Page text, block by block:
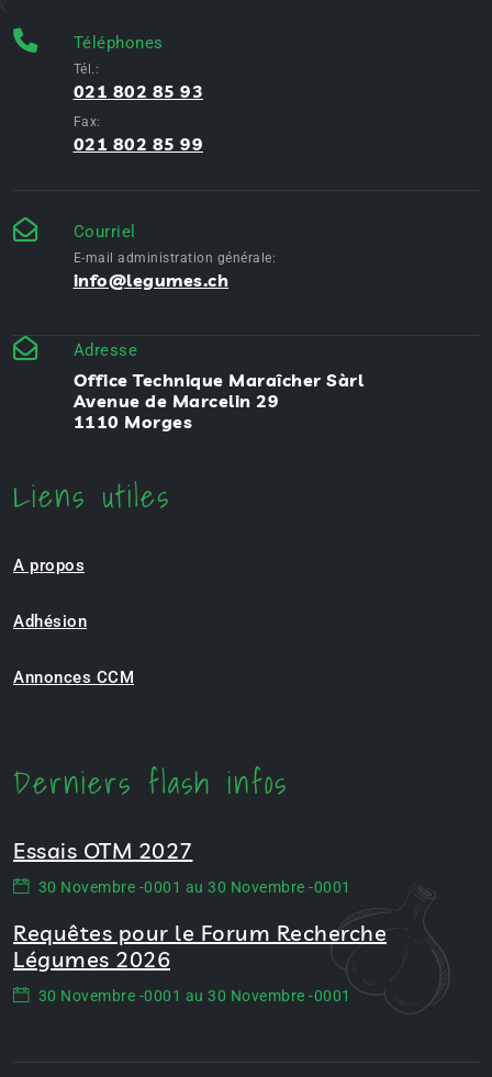
Téléphones
Tél.:
021 802 85 93
Fax:
021 802 85 99
Courriel
E-mail administration générale:
info@legumes.ch
Adresse
Office Technique Maraîcher Sàrl
Avenue de Marcelin 29
1110 Morges
Liens utiles
A propos
Adhésion
Annonces CCM
Derniers flash infos
Essais OTM 2027
30 Novembre -0001 au 30 Novembre -0001
Requêtes pour le Forum Recherche
Légumes 2026
30 Novembre -0001 au 30 Novembre -0001